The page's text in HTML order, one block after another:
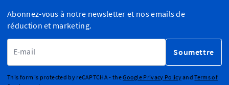
Abonnez-vous à notre newsletter et nos emails de
réduction et marketing.
Soumettre
This form is protected by reCAPTCHA - theGoogle Privacy PolicyandTerms of